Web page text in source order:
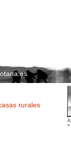
rurales